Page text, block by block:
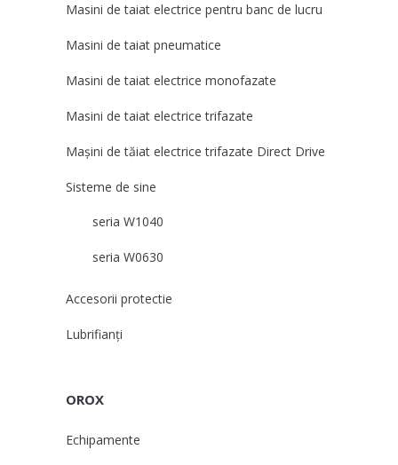
Masini de taiat electrice pentru banc de lucru
Masini de taiat pneumatice
Masini de taiat electrice monofazate
Masini de taiat electrice trifazate
Mașini de tăiat electrice trifazate Direct Drive
Sisteme de sine
seria W1040
seria W0630
Accesorii protectie
Lubrifianți
OROX
Echipamente